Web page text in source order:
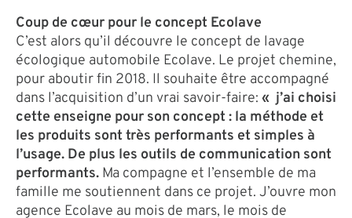
Coup de cœur pour le concept Ecolave
C’est alors qu’il découvre le concept de lavage
écologique automobile Ecolave. Le projet chemine,
pour aboutir fin 2018. Il souhaite être accompagné
dans l’acquisition d’un vrai savoir-faire: « j’ai choisi
cette enseigne pour son concept : la méthode et
les produits sont très performants et simples à
l’usage. De plus les outils de communication sont
performants. Ma compagne et l’ensemble de ma
famille me soutiennent dans ce projet. J’ouvre mon
agence Ecolave au mois de mars, le mois de